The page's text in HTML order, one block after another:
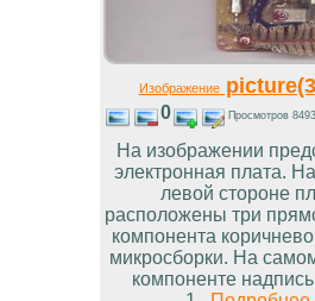
Изображение
0 Просмотров 8493
На изображении
электронная плата.
левой стороне
расположены три
компонента
микросборки. На
компоненте